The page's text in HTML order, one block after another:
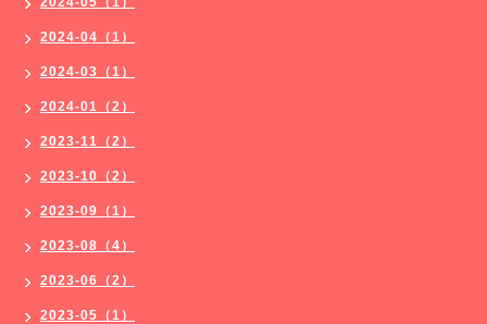
2024-04（1）
2024-03（1）
2024-01（2）
2023-11（2）
2023-10（2）
2023-09（1）
2023-08（4）
2023-06（2）
2023-05（1）